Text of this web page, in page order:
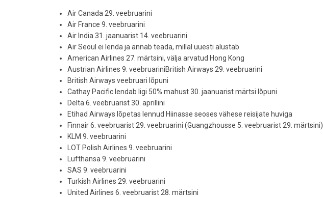
AirCanada 29. veebruarini
Air France 9. veebruarini
Air India 31. jaanuarist 14. veebruarini
Air Seoul ei lenda ja annab teada, millal uuesti alustab
American Airlines 27. märtsini, välja arvatud Hong Kong
Austrian Airlines 9. veebruariniBritish Airways 29. veebruarini
British Airways veebruari lõpuni
Cathay Pacific lendab ligi 50% mahust 30. jaanuarist märtsi lõpuni
Delta 6. veebruarist 30. aprillini
Etihad Airways lõpetas lennud Hiinasse seoses vähese reisijate huviga
Finnair 6. veebruarist 29. veebruarini (Guangzhousse 5. veebruarist 29. märtsini)
KLM 9. veebruarini
LOT Polish Airlines 9. veebruarini
Lufthansa 9. veebruarini
SAS 9. veebruarini
Turkish Airlines 29. veebruarini
United Airlines 6. veebruarist 28. märtsini